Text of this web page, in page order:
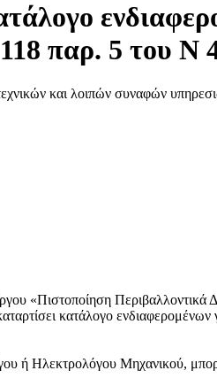
παρ. 5 του Ν
«Πιστοποίηση
κατάλογο ενδιαφερομένων
ή Ηλεκτρολόγου Μηχανικού,